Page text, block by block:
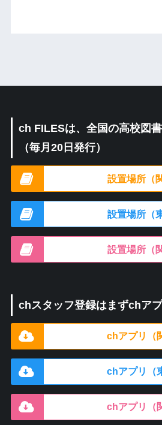
ch FILESは、全国の高校図
（毎月20日発行）
設置場所（
設置場所（
設置場所（
chスタッフ登録はまずchア
chアプリ（
chアプリ（
chアプリ（